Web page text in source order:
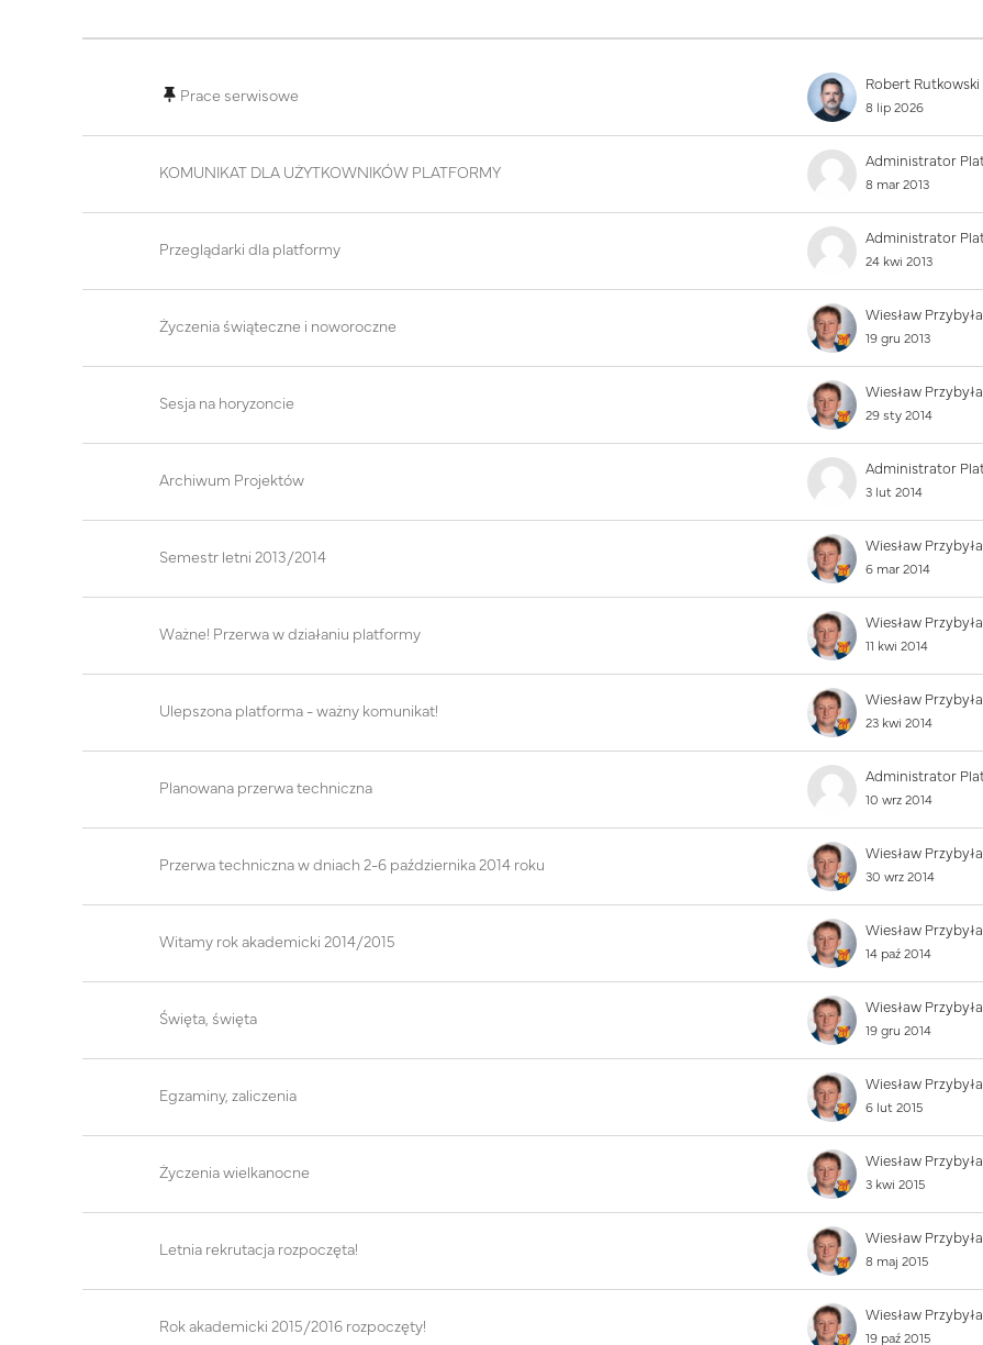
Prace serwisowe
8 lip 2026
KOMUNIKAT DLA UŻYTKOWNIKÓW PLATFORMY
8 mar 2013
Przeglądarki dla platformy
24 kwi 2013
Życzenia świąteczne i noworoczne
Wiesław Przybyła
19 gru 2013
Sesja na horyzoncie
Wiesław Przybyła
29 sty 2014
Archiwum Projektów
3 lut 2014
Semestr letni 2013/2014
Wiesław Przybyła
6 mar 2014
Ważne! Przerwa w działaniu platformy
Wiesław Przybyła
11 kwi 2014
Ulepszona platforma - ważny komunikat!
Wiesław Przybyła
23 kwi 2014
Planowana przerwa techniczna
10 wrz 2014
Przerwa techniczna w dniach 2-6 października 2014 roku
Wiesław Przybyła
30 wrz 2014
Witamy rok akademicki 2014/2015
Wiesław Przybyła
14 paź 2014
Święta, święta
Wiesław Przybyła
19 gru 2014
Egzaminy, zaliczenia
Wiesław Przybyła
6 lut 2015
Życzenia wielkanocne
Wiesław Przybyła
3 kwi 2015
Letnia rekrutacja rozpoczęta!
Wiesław Przybyła
8 maj 2015
Rok akademicki 2015/2016 rozpoczęty!
Wiesław Przybyła
19 paź 2015